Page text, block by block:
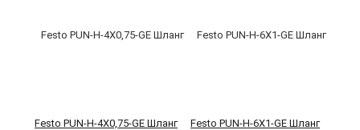
Festo PUN-H-4X0,75-GE Шланг Festo PUN-H-6X1-GE Шланг